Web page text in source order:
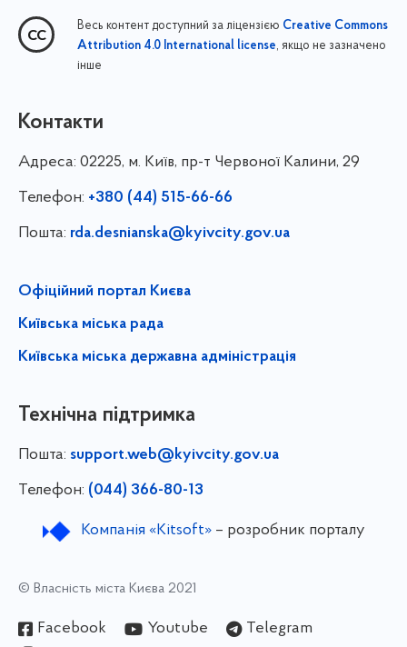
Весь контент доступний за ліцензією Creative Commons
Attribution 4.0 International license, якщо не зазначено
інше
Контакти
Адреса: 02225, м. Київ, пр-т Червоної Калини, 29
Телефон: +380 (44) 515-66-66
Пошта: rda.desnianska@kyivcity.gov.ua
Офіційний портал Києва
Київська міська рада
Київська міська державна адміністрація
Технічна підтримка
Пошта: support.web@kyivcity.gov.ua
Телефон: (044) 366-80-13
Компанія «Kitsoft»– розробник порталу
© Власність міста Києва 2021
Facebook Youtube
Telegram